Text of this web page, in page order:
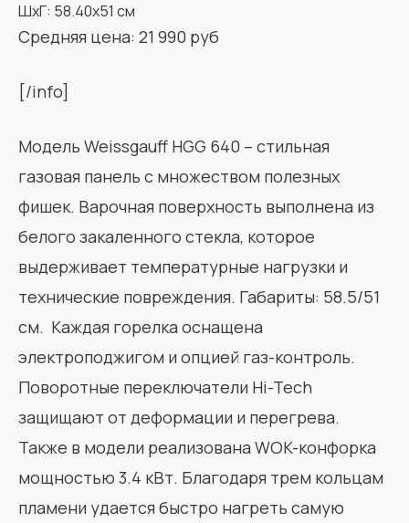
ШхГ: 58.40х51 см
Средняя цена: 21 990 руб
[/info]
Модель Weissgauff HGG 640 – стильная
газовая панель с множеством полезных
фишек. Варочная поверхность выполнена из
белого закаленного стекла, которое
выдерживает температурные нагрузки и
технические повреждения. Габариты: 58.5/51
см. Каждая горелка оснащена
электроподжигом и опцией газ-контроль.
Поворотные переключатели Hi-Tech
защищают от деформации и перегрева.
Также в модели реализована WOK-конфорка
мощностью 3.4 кВт. Благодаря трем кольцам
пламени удается быстро нагреть самую